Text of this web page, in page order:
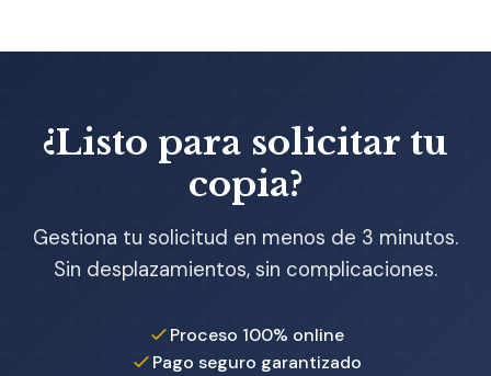
¿Listo para solicitar tu
copia?
Gestiona tu solicitud en menos de 3 minutos.
Sin desplazamientos, sin complicaciones.
Proceso 100% online
Pago seguro garantizado